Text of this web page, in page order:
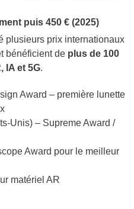
puis 450 € (2025)
plusieurs prix internationaux
bénéficient de plus de 100
IA et 5G.
Award – première lunette
Unis) – Supreme Award /
Award pour le meilleur
matériel AR